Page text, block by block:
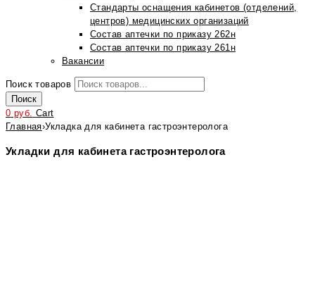
Стандарты оснащения кабинетов (отделений,
центров) медицинских организаций
Состав аптечки по приказу 262н
Состав аптечки по приказу 261н
Вакансии
Поиск товаров
Поиск
0 руб. Cart
Главная›Укладка для кабинета гастроэнтеролога
Укладки для кабинета гастроэнтеролога